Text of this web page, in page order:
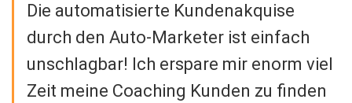
Die automatisierte Kundenakquise
durch den Auto-Marketer ist einfach
unschlagbar! Ich erspare mir enorm viel
Zeit meine Coaching Kunden zu finden